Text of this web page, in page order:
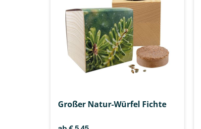
Großer Natur-Würfel Fichte